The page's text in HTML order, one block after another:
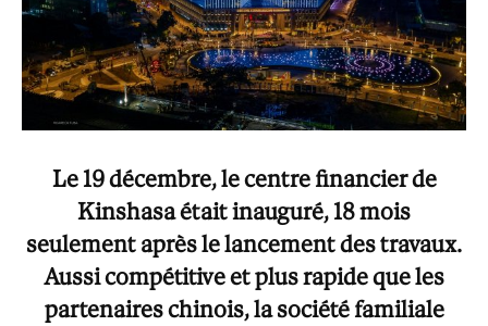
Le 19 décembre, le centre financier de
Kinshasa était inauguré, 18 mois
seulement après le lancement des travaux.
Aussi compétitive et plus rapide que les
partenaires chinois, la société familiale